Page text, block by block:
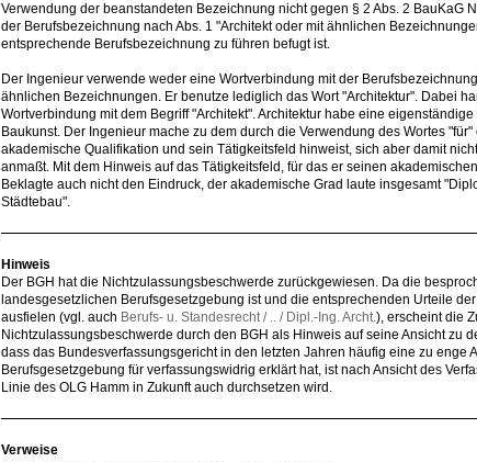
Verwendung der beanstandeten Bezeichnung nicht gegen § 2 Abs. 2 BauKaG
der Berufsbezeichnung nach Abs. 1 "Architekt oder mit ähnlichen
entsprechende Berufsbezeichnung zu führen befugt ist.
Der Ingenieur verwende weder eine Wortverbindung mit der
ähnlichen Bezeichnungen. Er benutze lediglich das Wort "Architektur". Dabei
Wortverbindung mit dem Begriff "Architekt". Architektur habe eine
Baukunst. Der Ingenieur mache zu dem durch die Verwendung des Wortes
akademische Qualifikation und sein Tätigkeitsfeld hinweist, sich aber damit
anmaßt. Mit dem Hinweis auf das Tätigkeitsfeld, für das er seinen
Beklagte auch nicht den Eindruck, der akademische Grad laute insgesamt
Städtebau".
Hinweis
Der BGH hat die Nichtzulassungsbeschwerde zurückgewiesen. Da die
landesgesetzlichen Berufsgesetzgebung ist und die entsprechenden Urteile
ausfielen (vgl. auch Berufs- u. Standesrecht / .. / Dipl.-Ing. Archt.), erscheint die
Nichtzulassungsbeschwerde durch den BGH als Hinweis auf seine Ansicht zu
dass das Bundesverfassungsgericht in den letzten Jahren häufig eine zu enge
Berufsgesetzgebung für verfassungswidrig erklärt hat, ist nach Ansicht des
Linie des OLG Hamm in Zukunft auch durchsetzen wird.
Verweise